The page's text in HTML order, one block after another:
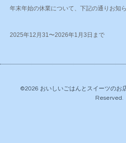
年末年始の休業について、下記の通りお知
2025年12月31〜2026年1月3日まで
©2026 おいしいごはんとスイーツの
Reserved.